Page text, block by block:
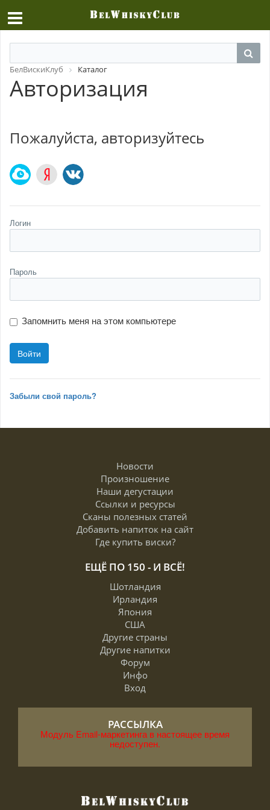
БелВискиКлуб Каталог
Авторизация
Пожалуйста, авторизуйтесь
Логин
Пароль
Запомнить меня на этом компьютере
Забыли свой пароль?
Новости
Произношение
Наши дегустации
Ссылки и ресурсы
Сканы полезных статей
Добавить напиток на сайт
Где купить виски?
ЕЩЁ ПО 150 - И ВСЁ!
Шотландия
Ирландия
Япония
США
Другие страны
Другие напитки
Форум
Инфо
Вход
РАССЫЛКА
Модуль Email-маркетинга в настоящее время
недоступен.